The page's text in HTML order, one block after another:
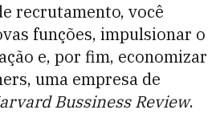
recrutamento, você
funções, impulsionar o
e, por fim, economizar
, uma empresa de
Bussiness Review.